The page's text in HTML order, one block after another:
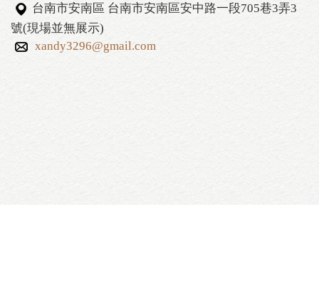
台南市安南區 台南市安南區安中路一段705巷3弄3
號(現場並無展示)
xandy3296@gmail.com